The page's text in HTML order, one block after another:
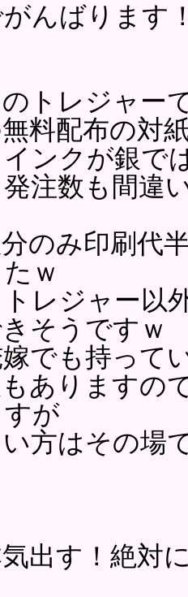
んばります
トレジャー
料配布の対
ンクが銀で
発注数も間違
のみ印刷代
ｗ
レジャー以
そうですｗ
でも持って
ありますの
が
方はその場
出す！絶対